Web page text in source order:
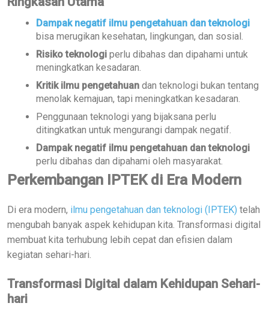
Dampak negatif ilmu pengetahuan dan teknologi
bisa merugikan kesehatan, lingkungan, dan sosial.
Risiko teknologi perlu dibahas dan dipahami untuk
meningkatkan kesadaran.
Kritik ilmu pengetahuan dan teknologi bukan tentang
menolak kemajuan, tapi meningkatkan kesadaran.
Penggunaan teknologi yang bijaksana perlu
ditingkatkan untuk mengurangi dampak negatif.
Dampak negatif ilmu pengetahuan dan teknologi
perlu dibahas dan dipahami oleh masyarakat.
Perkembangan IPTEK di Era Modern
Di era modern, ilmu pengetahuan dan teknologi (IPTEK) telah
mengubah banyak aspek kehidupan kita. Transformasi digital
membuat kita terhubung lebih cepat dan efisien dalam
kegiatan sehari-hari.
Transformasi Digital dalam Kehidupan Sehari-
hari